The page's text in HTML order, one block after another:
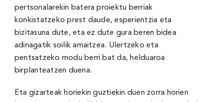
pertsonalarekin batera proiektu berriak
konkistatzeko prest daude, esperientzia eta
bizitasuna dute, eta ez dute gura beren bidea
adinagatik soilik amaitzea. Ulertzeko eta
pentsatzeko modu berri bat da, helduaroa
birplanteatzen duena.
Eta gizarteak horiekin guztiekin duen zorra horien